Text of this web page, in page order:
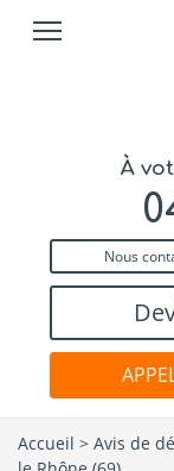
À
Nous
Accueil > Avis de